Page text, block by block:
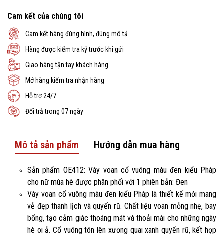
Cam kết của chúng tôi
Cam kết hàng đúng hình, đúng mô tả
Hàng được kiểm tra kỹ trước khi gửi
Giao hàng tận tay khách hàng
Mở hàng kiểm tra nhận hàng
Hỗ trợ 24/7
Đổi trả trong 07 ngày
Mô tả sản phẩm Hướng dẫn mua hàng
Sản phẩm OE412: Váy voan cổ vuông màu đen kiểu Pháp
cho nữ mùa hè được phân phối với 1 phiên bản: Đen
Váy voan cổ vuông màu đen kiểu Pháp là thiết kế mới mang
vẻ đẹp thanh lịch và quyến rũ. Chất liệu voan mỏng nhẹ, bay
bổng, tạo cảm giác thoáng mát và thoải mái cho những ngày
hè oi ả. Cổ vuông tôn lên xương quai xanh quyến rũ, kết hợp